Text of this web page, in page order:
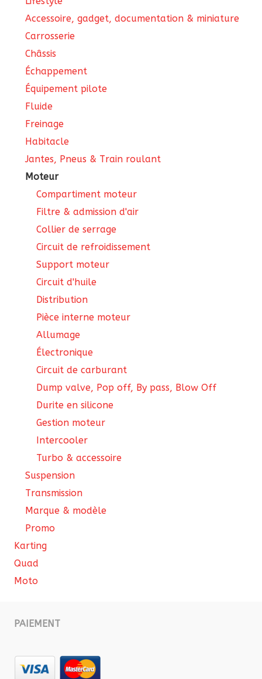
Accessoire, gadget, documentation & miniature
Carrosserie
Châssis
Échappement
Équipement pilote
Fluide
Freinage
Habitacle
Jantes, Pneus & Train roulant
Moteur
Compartiment moteur
Filtre & admission d'air
Collier de serrage
Circuit de refroidissement
Support moteur
Circuit d'huile
Distribution
Pièce interne moteur
Allumage
Électronique
Circuit de carburant
Dump valve, Pop off, By pass, Blow Off
Durite en silicone
Gestion moteur
Intercooler
Turbo & accessoire
Suspension
Transmission
Marque & modèle
Promo
Karting
Quad
Moto
PAIEMENT